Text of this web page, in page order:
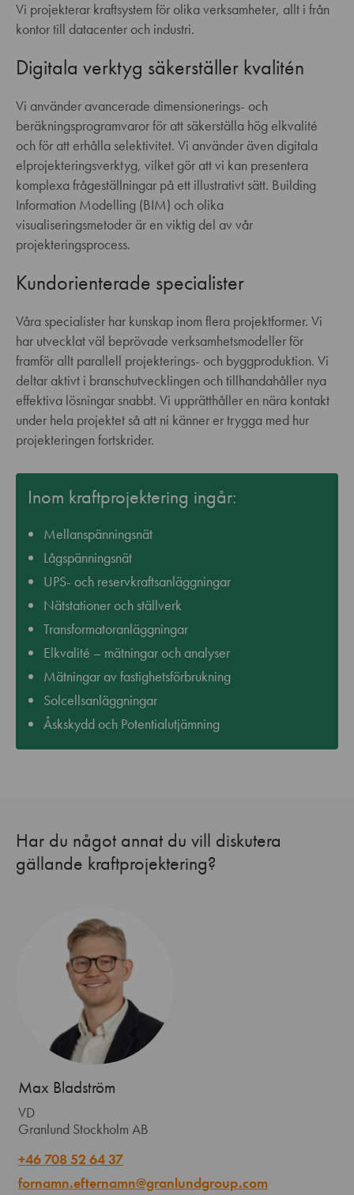
Vi projekterar kraftsystem för olika verksamheter, allt i från
kontor till datacenter och industri.
Digitala verktyg säkerställer kvalitén
Vi använder avancerade dimensionerings- och
beräkningsprogramvaror för att säkerställa hög elkvalité
och för att erhålla selektivitet. Vi använder även digitala
elprojekteringsverktyg, vilket gör att vi kan presentera
komplexa frågeställningar på ett illustrativt sätt. Building
Information Modelling (BIM) och olika
visualiseringsmetoder är en viktig del av vår
projekteringsprocess.
Kundorienterade specialister
Våra specialister har kunskap inom flera projektformer. Vi
har utvecklat väl beprövade verksamhetsmodeller för
framför allt parallell projekterings- och byggproduktion. Vi
deltar aktivt i branschutvecklingen och tillhandahåller nya
effektiva lösningar snabbt. Vi upprätthåller en nära kontakt
under hela projektet så att ni känner er trygga med hur
projekteringen fortskrider.
Inom kraftprojektering ingår:
Mellanspänningsnät
Lågspänningsnät
UPS- och reservkraftsanläggningar
Nätstationer och ställverk
Transformatoranläggningar
Elkvalité – mätningar och analyser
Mätningar av fastighetsförbrukning
Solcellsanläggningar
Åskskydd och Potentialutjämning
Har du något annat du vill diskutera
gällande kraftprojektering?
Max Bladström
VD
Granlund Stockholm AB
+46 708 52 64 37
fornamn.efternamn@granlundgroup.com